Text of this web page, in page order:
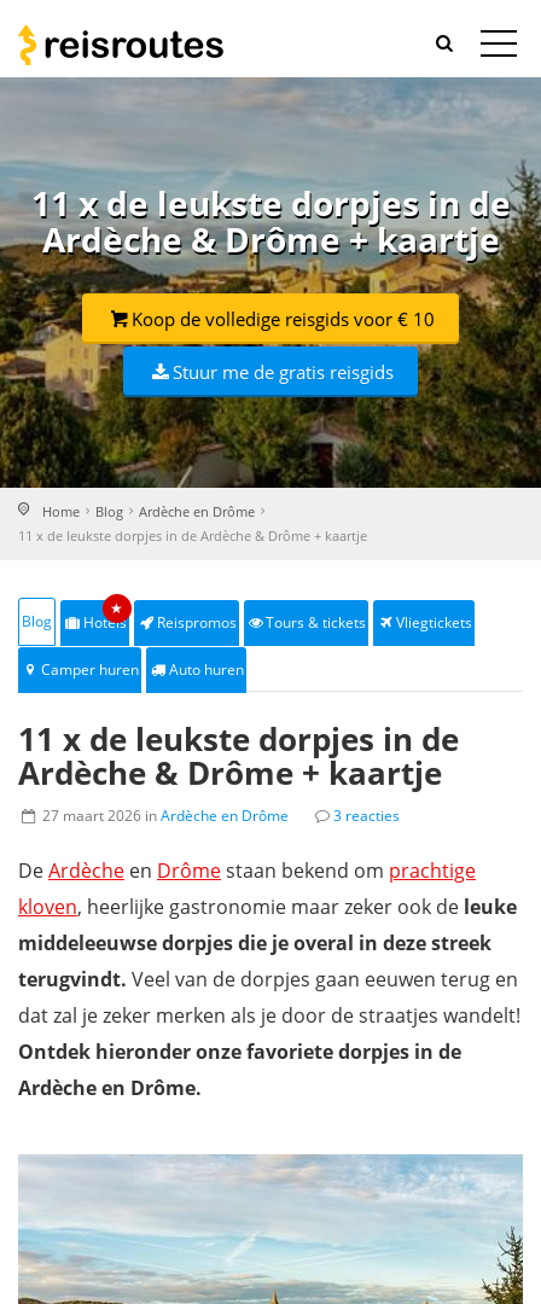
11 x de leukste dorpjes in de
Ardèche & Drôme + kaartje
Koop de volledige reisgids voor € 10
Stuur me de gratis reisgids
Home Blog
Ardèche en Drôme
11 x de leukste dorpjes in de Ardèche & Drôme + kaartje
Blog Hotels
★
Reispromos Tours & tickets Vliegtickets
Camper huren Auto huren
11 x de leukste dorpjes in de
Ardèche & Drôme + kaartje
27 maart 2026 inArdèche en Drôme 3 reacties
DeArdèche en Drômestaan bekend om prachtige
kloven, heerlijke gastronomie maar zeker ook de leuke
middeleeuwse dorpjes die je overal in deze streek
terugvindt. Veel van de dorpjes gaan eeuwen terug en
dat zal je zeker merken als je door de straatjes wandelt!
Ontdek hieronder onze favoriete dorpjes in de
Ardèche en Drôme.